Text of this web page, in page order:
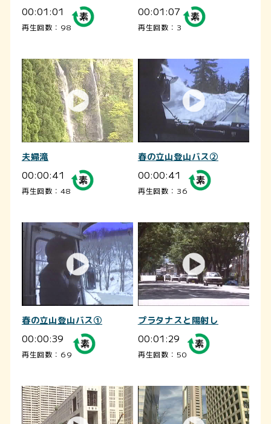
00:01:01
再生回数：98
00:01:07
再生回数：3
夫婦滝
00:00:41
再生回数：48
春の立山登山バス②
00:00:41
再生回数：36
春の立山登山バス①
00:00:39
再生回数：69
プラタナスと陽射し
00:01:29
再生回数：50